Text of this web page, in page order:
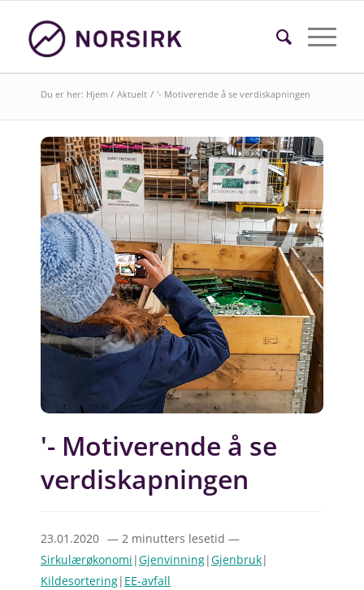
Søk i faktasider
Du er her: Hjem / Aktuelt / '- Motiverende å se verdiskapningen
'- Motiverende å se
verdiskapningen
23.01.2020 — 2 minutters lesetid —
Sirkulærøkonomi |Gjenvinning|Gjenbruk|
Kildesortering| EE-avfall